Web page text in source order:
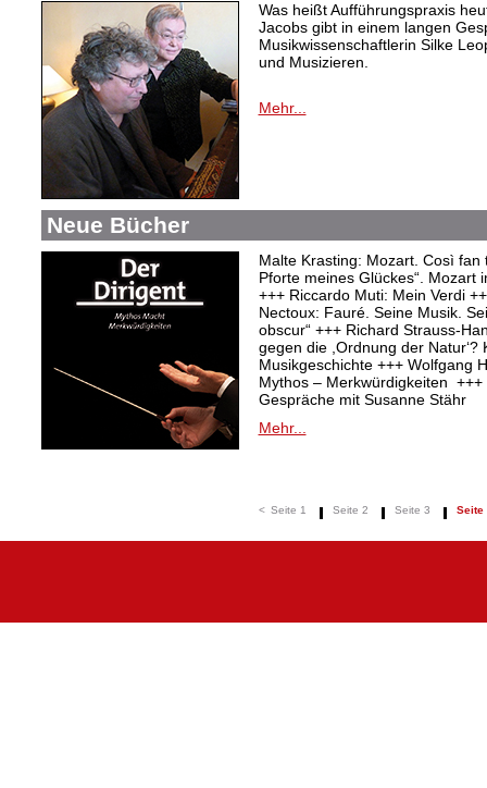
Was heißt Aufführungspraxis
Jacobs gibt in einem langen
Musikwissenschaftlerin Silke
und Musizieren.
Mehr...
Neue Bücher
Malte Krasting: Mozart. Così fan
Pforte meines Glückes“. Mozart
+++ Riccardo Muti: Mein Verdi
Nectoux: Fauré. Seine Musik.
obscur“ +++ Richard Strauss-
gegen die ,Ordnung der
Musikgeschichte +++ Wolfgang
Mythos – Merkwürdigkeiten
Gespräche mit Susanne Stähr
Mehr...
< Seite 1 Seite 2 Seite 3 Seite